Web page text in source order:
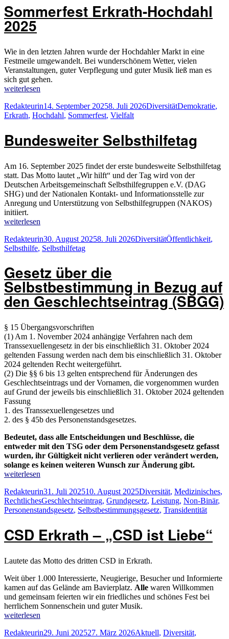
Sommerfest Erkrath-Hochdahl
2025
Wie in den letzten Jahren wurde der Hochdahler Markt in eine
Festmeile umgewandelt. Bei wunderschönem Wetter, vielen
Veranstaltungen, guter Verpflegung und guter Musik ließ man es
sich gut gehen.
„Sommerfest
Hochdahl
2025“
weiterlesen
Autor
RedakteurinVeröffentlicht
am
14. September 20258. Juli 2026Kategorien
DiversitätSchlagwörter
Demokratie,
Erkrath, Hochdahl, Sommerfest, Vielfalt
Bundesweiter Selbsthilfetag
Am 16. September 2025 findet der erste bundesweite Selbsthilfetag
statt. Das Motto lautet „Wir hilft“ und der Tag wird von der
Deutschen Arbeitsgemeinschaft Selbsthilfegruppen e.V. (DAG
SHG) und der Nationalen Kontakt- und Informationsstelle zur
Anregung und Unterstützung von Selbsthilfegruppen (NAKOS)
initiiert.
„Bundesweiter
weiterlesen
Autor
RedakteurinVeröffentlicht
am
30. August 20258. Juli 2026Kategorien
DiversitätSchlagwörter
Öffentlichkeit,
Selbsthilfe, Selbsthilfetag
Gesetz über die
Selbstbestimmung in Bezug auf
den Geschlechtseintrag (SBGG)
§ 15 Übergangsvorschriften
(1) Am 1. November 2024 anhängige Verfahren nach dem
Transsexuellengesetz in der bis einschließlich 31. Oktober 2024
geltenden Fassung werden nach dem bis einschließlich 31. Oktober
2024 geltenden Recht weitergeführt.
(2) Die §§ 6 bis 13 gelten entsprechend für Änderungen des
Geschlechtseintrags und der Vornamen, die vorgenommen wurden
auf Grund der jeweils bis einschließlich 31. Oktober 2024 geltenden
Fassung
1. des Transsexuellengesetzes und
2. des § 45b des Personenstandsgesetzes.
Bedeutet, dass alle Entscheidungen und Beschlüsse, die
entweder mit den TSG oder dem Personenstandsgesetz gefasst
wurden, ihr Gültigkeit nicht verlieren oder verändert werden,
solange es keinen weiteren Wunsch zur Änderung gibt.
„Gesetz
die
Selbstbestimmung
in
auf
den
(SBGG)“
weiterlesen
Autor
RedakteurinVeröffentlicht
am
31. Juli 202510. August 2025Kategorien
Diversität, Medizinisches,
RechtlichesSchlagwörter
Geschlechtseintrag, Grundgesetz, Leistung, Non-Binär,
Personenstandsgesetz, Selbstbestimmungsgesetz, Transidentität
CSD Erkrath – „CSD ist Liebe“
Lautete das Motto des dritten CSD in Erkrath.
Weit über 1.000 Interessierte, Neugierige, Besucher und Informierte
kamen auf das Gelände am Bavierplatz. Alle waren Willkommen
und gemeinsam feierten wir ein friedliches und schönes Fest bei
herrlichem Sonnenschein und guter Musik.
„CSD
–
weiterlesen
Autor
RedakteurinVeröffentlicht
29. Juni 202527. März 2026Kategorien
Aktuell, Diversität,